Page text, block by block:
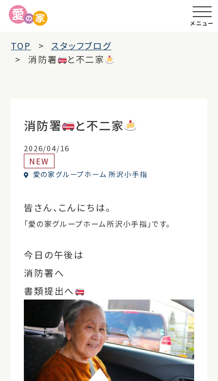
メニュー
TOP
スタッフブログ
消防署
と不二家
消防署 と不二家
2026/04/16
NEW
愛の家グループホーム 所沢小手指
皆さん、こんにちは。
「愛の家グループホーム所沢小手指」です。
今日の午後は
消防署へ
書類提出へ